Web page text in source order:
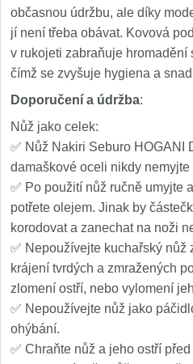
občasnou údržbu, ale díky
jí není třeba obávat. Kovová
v rukojeti zabraňuje hromadění
čímž se zvyšuje hygiena a
Doporučení a údržba:
Nůž jako celek:
✅ Nůž Nakiri Seburo HOGANI
damaškové oceli nikdy
✅ Po použití nůž ručně umyjte
potřete olejem. Jinak by
korodovat a zanechat na noži
✅ Nepoužívejte kuchařský nůž
krájení tvrdých a zmražených
zlomení ostří, nebo vylomení
✅ Nepoužívejte nůž jako
ohýbání.
✅ Chraňte nůž a jeho ostří